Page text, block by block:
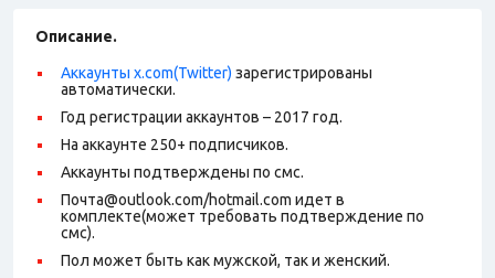
Описание.
Аккаунты x.com(Twitter) зарегистрированы
автоматически.
Год регистрации аккаунтов – 2017 год.
На аккаунте 250+ подписчиков.
Аккаунты подтверждены по смс.
Почта@outlook.com/hotmail.com идет в
комплекте(может требовать подтверждение по
смс).
Пол может быть как мужской, так и женский.